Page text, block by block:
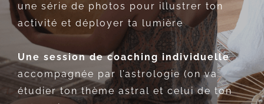
une série de photos pour illustrer ton
activité et déployer ta lumière
Une session de coaching individuelle
accompagnée par l’astrologie (on va
étudier ton thème astral et celui de ton